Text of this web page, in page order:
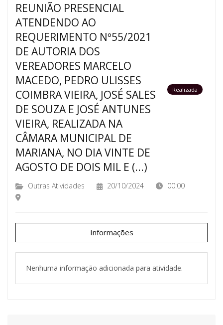
REUNIÃO PRESENCIAL
ATENDENDO AO
REQUERIMENTO Nº55/2021
DE AUTORIA DOS
VEREADORES MARCELO
MACEDO, PEDRO ULISSES
COIMBRA VIEIRA, JOSÉ SALES
DE SOUZA E JOSÉ ANTUNES
VIEIRA, REALIZADA NA
CÂMARA MUNICIPAL DE
MARIANA, NO DIA VINTE DE
AGOSTO DE DOIS MIL E (...)
Realizada
Outras Atividades 20/10/2024 00:00
Informações
Nenhuma informação adicionada para atividade.